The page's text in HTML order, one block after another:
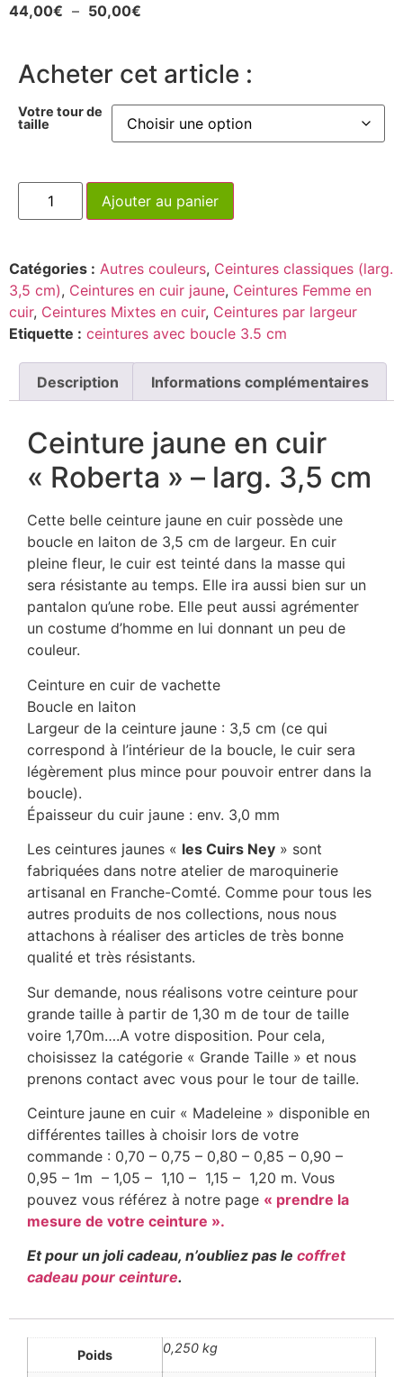
44,00€ – 50,00€
Acheter cet article :
Votre tour de
taille
Ajouter au panier
Catégories : Autres couleurs, Ceintures classiques (larg.
3,5 cm), Ceintures en cuir jaune, Ceintures Femme en
cuir, Ceintures Mixtes en cuir, Ceintures par largeur
Etiquette : ceintures avec boucle 3.5 cm
Description Informations complémentaires
Ceinture jaune en cuir
« Roberta » – larg. 3,5 cm
Cette belle ceinture jaune en cuir possède une
boucle en laiton de 3,5 cm de largeur. En cuir
pleine fleur, le cuir est teinté dans la masse qui
sera résistante au temps. Elle ira aussi bien sur un
pantalon qu’une robe. Elle peut aussi agrémenter
un costume d’homme en lui donnant un peu de
couleur.
Ceinture en cuir de vachette
Boucle en laiton
Largeur de la ceinture jaune : 3,5 cm (ce qui
correspond à l’intérieur de la boucle, le cuir sera
légèrement plus mince pour pouvoir entrer dans la
boucle).
Épaisseur du cuir jaune : env. 3,0 mm
Les ceintures jaunes « les Cuirs Ney » sont
fabriquées dans notre atelier de maroquinerie
artisanal en Franche-Comté. Comme pour tous les
autres produits de nos collections, nous nous
attachons à réaliser des articles de très bonne
qualité et très résistants.
Sur demande, nous réalisons votre ceinture pour
grande taille à partir de 1,30 m de tour de taille
voire 1,70m….A votre disposition. Pour cela,
choisissez la catégorie « Grande Taille » et nous
prenons contact avec vous pour le tour de taille.
Ceinture jaune en cuir « Madeleine » disponible en
différentes tailles à choisir lors de votre
commande : 0,70 – 0,75 – 0,80 – 0,85 – 0,90 –
0,95 – 1m – 1,05 – 1,10 – 1,15 – 1,20 m. Vous
pouvez vous référez à notre page « prendre la
mesure de votre ceinture ».
Et pour un joli cadeau, n’oubliez pas le coffret
cadeau pour ceinture.
Poids 0,250 kg